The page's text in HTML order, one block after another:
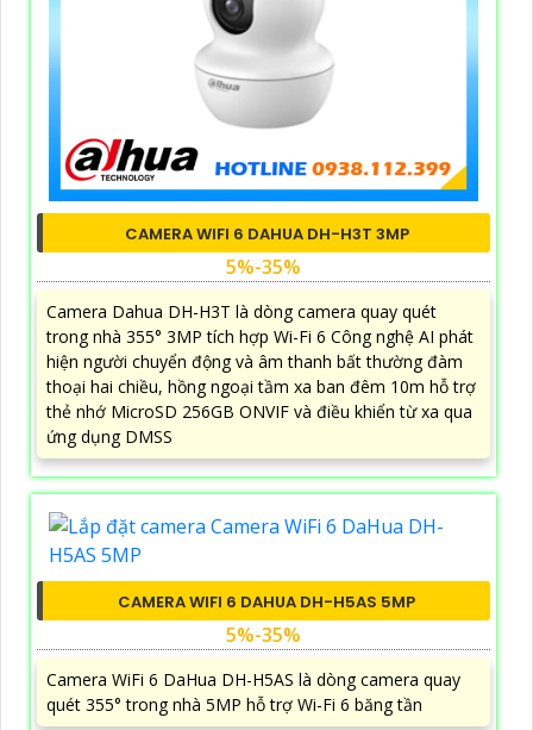
CAMERA WIFI 6 DAHUA DH-H3T 3MP
5%-35%
Camera Dahua DH-H3T là dòng camera quay quét
trong nhà 355° 3MP tích hợp Wi-Fi 6 Công nghệ AI phát
hiện người chuyển động và âm thanh bất thường đàm
thoại hai chiều, hồng ngoại tầm xa ban đêm 10m hỗ trợ
thẻ nhớ MicroSD 256GB ONVIF và điều khiển từ xa qua
ứng dụng DMSS
CAMERA WIFI 6 DAHUA DH-H5AS 5MP
5%-35%
Camera WiFi 6 DaHua DH-H5AS là dòng camera quay
quét 355° trong nhà 5MP hỗ trợ Wi-Fi 6 băng tần